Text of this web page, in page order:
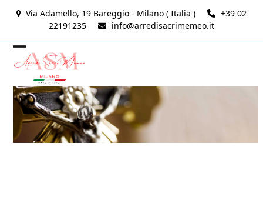
Via Adamello, 19 Bareggio - Milano ( Italia )
+39 02
22191235
info@arredisacrimemeo.it
Open
mobile
menu
Close
mobile
menu